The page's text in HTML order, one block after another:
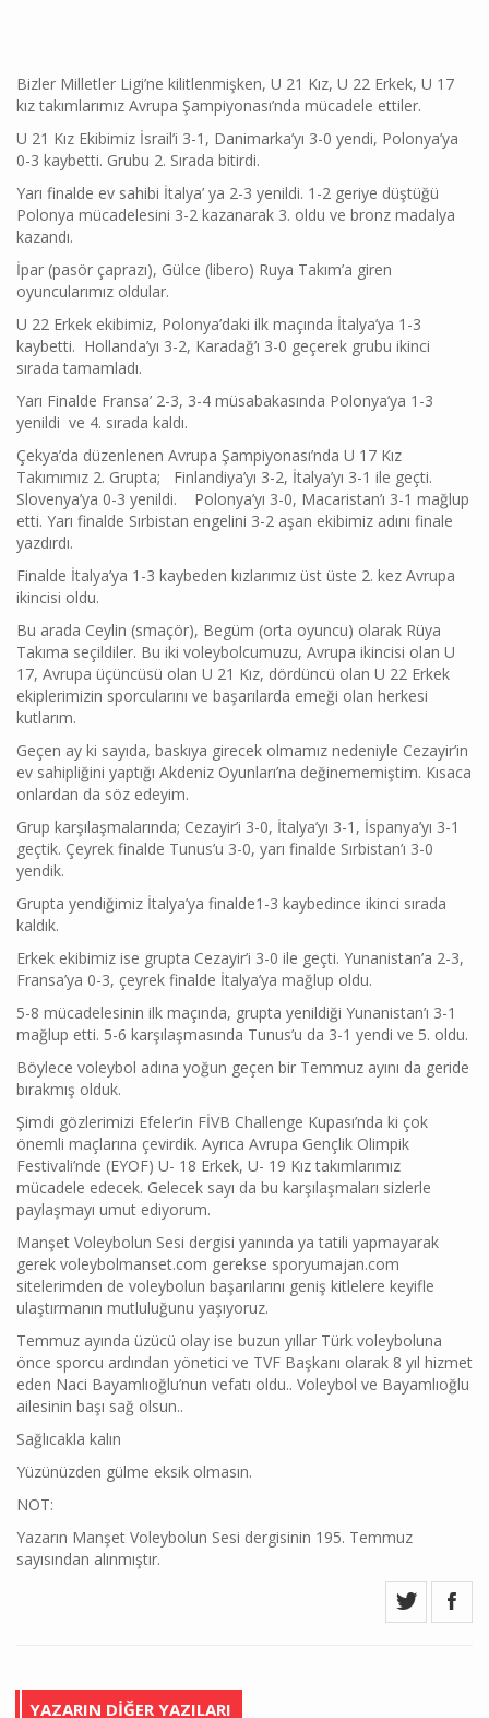
Bizler Milletler Ligi’ne kilitlenmişken, U 21 Kız, U 22 Erkek, U 17
kız takımlarımız Avrupa Şampiyonası’nda mücadele ettiler.
U 21 Kız Ekibimiz İsrail’i 3-1, Danimarka’yı 3-0 yendi, Polonya’ya
0-3 kaybetti. Grubu 2. Sırada bitirdi.
Yarı finalde ev sahibi İtalya’ ya 2-3 yenildi. 1-2 geriye düştüğü
Polonya mücadelesini 3-2 kazanarak 3. oldu ve bronz madalya
kazandı.
İpar (pasör çaprazı), Gülce (libero) Ruya Takım’a giren
oyuncularımız oldular.
U 22 Erkek ekibimiz, Polonya’daki ilk maçında İtalya’ya 1-3
kaybetti. Hollanda’yı 3-2, Karadağ’ı 3-0 geçerek grubu ikinci
sırada tamamladı.
Yarı Finalde Fransa’ 2-3, 3-4 müsabakasında Polonya’ya 1-3
yenildi ve 4. sırada kaldı.
Çekya’da düzenlenen Avrupa Şampiyonası’nda U 17 Kız
Takımımız 2. Grupta; Finlandiya’yı 3-2, İtalya’yı 3-1 ile geçti.
Slovenya’ya 0-3 yenildi. Polonya’yı 3-0, Macaristan’ı 3-1 mağlup
etti. Yarı finalde Sırbistan engelini 3-2 aşan ekibimiz adını finale
yazdırdı.
Finalde İtalya’ya 1-3 kaybeden kızlarımız üst üste 2. kez Avrupa
ikincisi oldu.
Bu arada Ceylin (smaçör), Begüm (orta oyuncu) olarak Rüya
Takıma seçildiler. Bu iki voleybolcumuzu, Avrupa ikincisi olan U
17, Avrupa üçüncüsü olan U 21 Kız, dördüncü olan U 22 Erkek
ekiplerimizin sporcularını ve başarılarda emeği olan herkesi
kutlarım.
Geçen ay ki sayıda, baskıya girecek olmamız nedeniyle Cezayir’in
ev sahipliğini yaptığı Akdeniz Oyunları’na değinememiştim. Kısaca
onlardan da söz edeyim.
Grup karşılaşmalarında; Cezayir’i 3-0, İtalya’yı 3-1, İspanya’yı 3-1
geçtik. Çeyrek finalde Tunus’u 3-0, yarı finalde Sırbistan’ı 3-0
yendik.
Grupta yendiğimiz İtalya’ya finalde1-3 kaybedince ikinci sırada
kaldık.
Erkek ekibimiz ise grupta Cezayir’i 3-0 ile geçti. Yunanistan’a 2-3,
Fransa’ya 0-3, çeyrek finalde İtalya’ya mağlup oldu.
5-8 mücadelesinin ilk maçında, grupta yenildiği Yunanistan’ı 3-1
mağlup etti. 5-6 karşılaşmasında Tunus’u da 3-1 yendi ve 5. oldu.
Böylece voleybol adına yoğun geçen bir Temmuz ayını da geride
bırakmış olduk.
Şimdi gözlerimizi Efeler’in FİVB Challenge Kupası’nda ki çok
önemli maçlarına çevirdik. Ayrıca Avrupa Gençlik Olimpik
Festivali’nde (EYOF) U- 18 Erkek, U- 19 Kız takımlarımız
mücadele edecek. Gelecek sayı da bu karşılaşmaları sizlerle
paylaşmayı umut ediyorum.
Manşet Voleybolun Sesi dergisi yanında ya tatili yapmayarak
gerek voleybolmanset.com gerekse sporyumajan.com
sitelerimden de voleybolun başarılarını geniş kitlelere keyifle
ulaştırmanın mutluluğunu yaşıyoruz.
Temmuz ayında üzücü olay ise buzun yıllar Türk voleyboluna
önce sporcu ardından yönetici ve TVF Başkanı olarak 8 yıl hizmet
eden Naci Bayamlıoğlu’nun vefatı oldu.. Voleybol ve Bayamlıoğlu
ailesinin başı sağ olsun..
Sağlıcakla kalın
Yüzünüzden gülme eksik olmasın.
NOT:
Yazarın Manşet Voleybolun Sesi dergisinin 195. Temmuz
sayısından alınmıştır.
YAZARIN DİĞER YAZILARI